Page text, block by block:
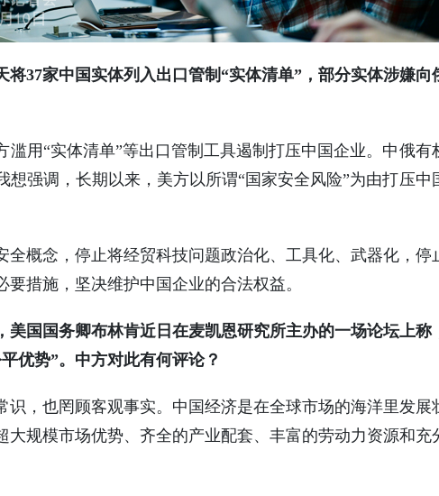
37家中国实体列入出口管制“实体清单”，部分实体涉嫌向
用“实体清单”等出口管制工具遏制打压中国企业。中俄有
想强调，长期以来，美方以所谓“国家安全风险”为由打压
全概念，停止将经贸科技问题政治化、工具化、武器化，停
措施，坚决维护中国企业的合法权益。
美国国务卿布林肯近日在麦凯恩研究所主办的一场论坛上
优势”。中方对此有何评论？
识，也罔顾客观事实。中国经济是在全球市场的海洋里发展
大规模市场优势、齐全的产业配套、丰富的劳动力资源和充